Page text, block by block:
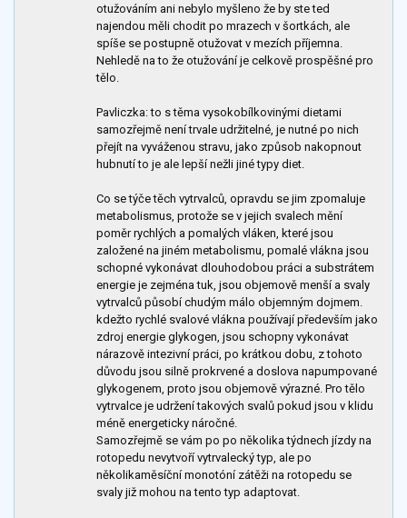
otužováním ani nebylo myšleno že by ste ted
najendou měli chodit po mrazech v šortkách, ale
spíše se postupně otužovat v mezích příjemna.
Nehledě na to že otužování je celkově prospěšné pro
tělo.
Pavliczka: to s těma vysokobílkovinými dietami
samozřejmě není trvale udržitelné, je nutné po nich
přejít na vyváženou stravu, jako způsob nakopnout
hubnutí to je ale lepší nežli jiné typy diet.
Co se týče těch vytrvalců, opravdu se jim zpomaluje
metabolismus, protože se v jejich svalech mění
poměr rychlých a pomalých vláken, které jsou
založené na jiném metabolismu, pomalé vlákna jsou
schopné vykonávat dlouhodobou práci a substrátem
energie je zejména tuk, jsou objemově menší a svaly
vytrvalců působí chudým málo objemným dojmem.
kdežto rychlé svalové vlákna používají především jako
zdroj energie glykogen, jsou schopny vykonávat
nárazově intezivní práci, po krátkou dobu, z tohoto
důvodu jsou silně prokrvené a doslova napumpované
glykogenem, proto jsou objemově výrazné. Pro tělo
vytrvalce je udržení takových svalů pokud jsou v klidu
méně energeticky náročné.
Samozřejmě se vám po po několika týdnech jízdy na
rotopedu nevytvoří vytrvalecký typ, ale po
několikaměsíční monotóní zátěži na rotopedu se
svaly již mohou na tento typ adaptovat.